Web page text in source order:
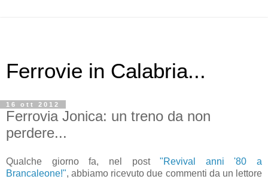
Ferrovie in Calabria...
16 ott 2012
Ferrovia Jonica: un treno da non
perdere...
Qualche giorno fa, nel post"Revival anni '80 a
Brancaleone!", abbiamo ricevuto due commenti da un lettore